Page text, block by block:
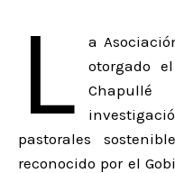
L
a
otorgado
pastorales
reconocido por el